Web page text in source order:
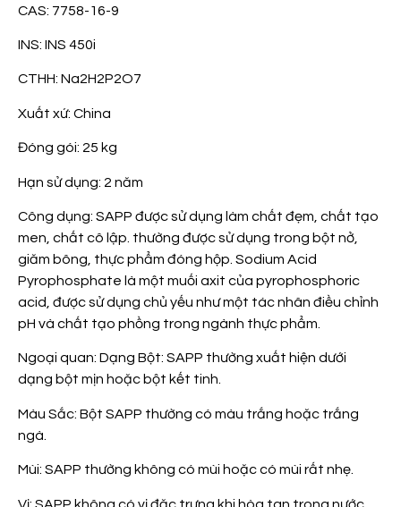
CAS: 7758-16-9
INS: INS 450i
CTHH: Na2H2P2O7
Xuất xứ: China
Đóng gói: 25 kg
Hạn sử dụng: 2 năm
Công dụng: SAPP được sử dụng làm chất đẹm, chất tạo
men, chất cô lập. thường được sử dụng trong bột nở,
giăm bông, thực phẩm đóng hộp. Sodium Acid
Pyrophosphate là một muối axit của pyrophosphoric
acid, được sử dụng chủ yếu như một tác nhân điều chỉnh
pH và chất tạo phồng trong ngành thực phẩm.
Ngoại quan: Dạng Bột: SAPP thường xuất hiện dưới
dạng bột mịn hoặc bột kết tinh.
Màu Sắc: Bột SAPP thường có màu trắng hoặc trắng
ngà.
Mùi: SAPP thường không có mùi hoặc có mùi rất nhẹ.
Vị: SAPP không có vị đặc trưng khi hòa tan trong nước.